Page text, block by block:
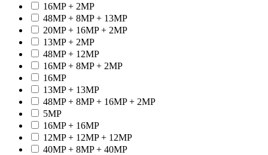
16MP + 2MP
48MP + 8MP + 13MP
20MP + 16MP + 2MP
13MP + 2MP
48MP + 12MP
16MP + 8MP + 2MP
16MP
13MP + 13MP
48MP + 8MP + 16MP + 2MP
5MP
16MP + 16MP
12MP + 12MP + 12MP
40MP + 8MP + 40MP